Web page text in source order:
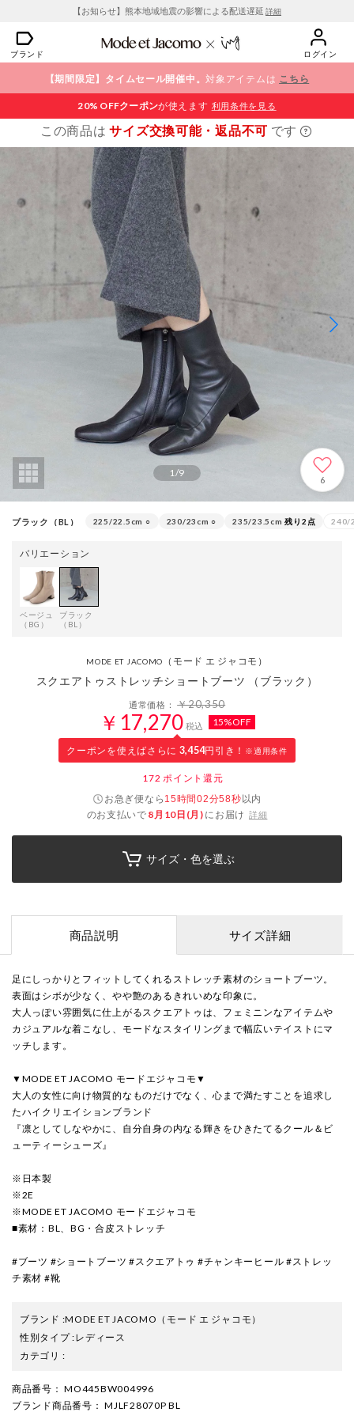
【お知らせ】熊本地域地震の影響による配送遅延 詳細
ブランド ログイン
【期間限定】タイムセール開催中。対象アイテムは こちら
20% OFFクーポンが使えます 利用条件を見る
この商品はサイズ交換可能・返品不可 です
1/9
6
ブラック（BL） 225/22.5cm ○ 230/23cm ○ 235/23.5cm 残り2点 240/
バリエーション
ベージュ
（BG）
ブラック
（BL）
MODE ET JACOMO （モード エ ジャコモ）
スクエアトゥストレッチショートブーツ （ブラック）
通常価格：￥20,350
￥17,270 税込 15%OFF
クーポンを使えばさらに 3,454円引き！ ※適用条件
172 ポイント還元
お急ぎ便なら 15時間02分57秒以内
のお支払いで 8月10日(月) にお届け 詳細
サイズ・色を選ぶ
商品説明 サイズ詳細
足にしっかりとフィットしてくれるストレッチ素材のショートブーツ。
表面はシボが少なく、やや艶のあるきれいめな印象に。
大人っぽい雰囲気に仕上がるスクエアトゥは、フェミニンなアイテムや
カジュアルな着こなし、モードなスタイリングまで幅広いテイストにマ
ッチします。
▼MODE ET JACOMO モードエジャコモ▼
大人の女性に向け物質的なものだけでなく、心まで満たすことを追求し
たハイクリエイションブランド
『凛としてしなやかに、自分自身の内なる輝きをひきたてるクール＆ビ
ューティーシューズ』
※日本製
※2E
※MODE ET JACOMO モードエジャコモ
■素材：BL、BG・合皮ストレッチ
#ブーツ #ショートブーツ #スクエアトゥ #チャンキーヒール #ストレッ
チ素材 #靴
ブランド :MODE ET JACOMO （モード エ ジャコモ）
性別タイプ:レディース
カテゴリ :
商品番号 ： MO445BW004996
ブランド商品番号 ： MJLF28070P BL